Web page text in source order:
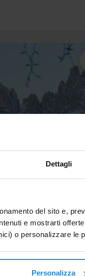
Dettagli
del sito e,
e mostrarti
o personalizzare le
Personalizza